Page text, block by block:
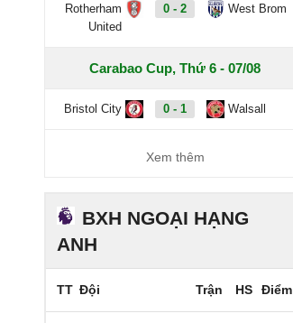
Rotherham
United
0 - 2 West Brom
Carabao Cup, Thứ 6 - 07/08
Bristol City 0 - 1 Walsall
Xem thêm
BXH NGOẠI HẠNG
ANH
TT Đội Trận HS Điểm